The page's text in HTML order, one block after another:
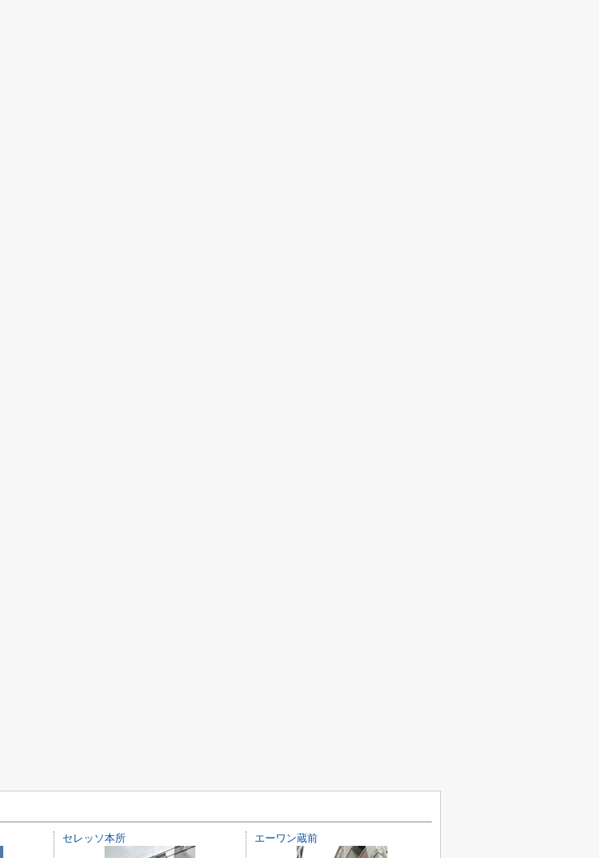
セレッソ本所 エーワン蔵前